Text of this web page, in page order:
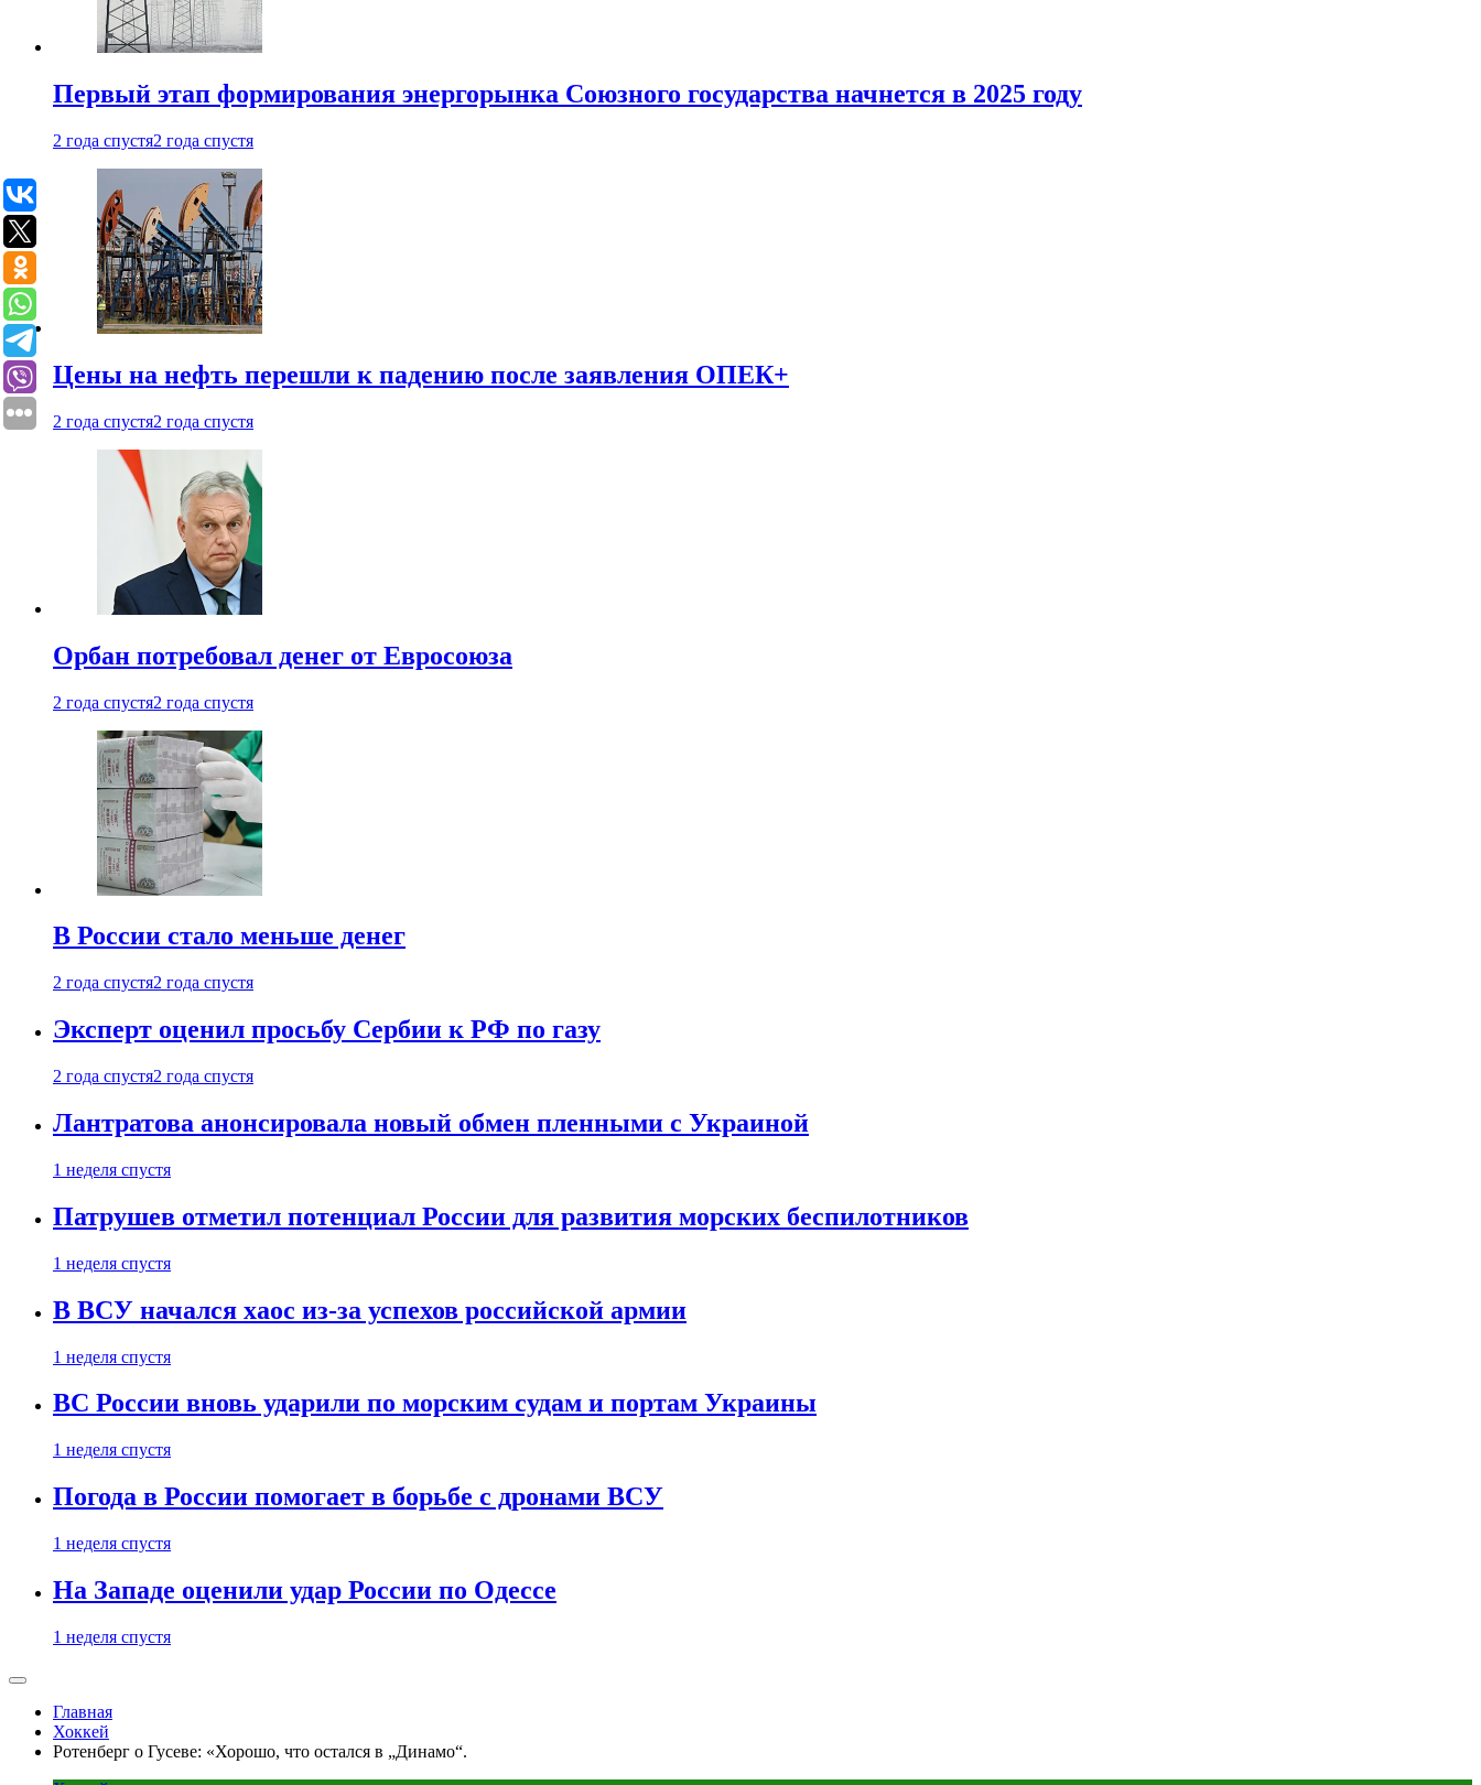
Первый этап формирования энергорынка Союзного государства начнется в 2025 году
2 года спустя2 года спустя
Цены на нефть перешли к падению после заявления ОПЕК+
2 года спустя2 года спустя
Орбан потребовал денег от Евросоюза
2 года спустя2 года спустя
В России стало меньше денег
2 года спустя2 года спустя
Эксперт оценил просьбу Сербии к РФ по газу
2 года спустя2 года спустя
Лантратова анонсировала новый обмен пленными с Украиной
1 неделя спустя
Патрушев отметил потенциал России для развития морских беспилотников
1 неделя спустя
В ВСУ начался хаос из-за успехов российской армии
1 неделя спустя
ВС России вновь ударили по морским судам и портам Украины
1 неделя спустя
Погода в России помогает в борьбе с дронами ВСУ
1 неделя спустя
На Западе оценили удар России по Одессе
1 неделя спустя
Главная
Хоккей
Ротенберг о Гусеве: «Хорошо, что остался в „Динамо“.